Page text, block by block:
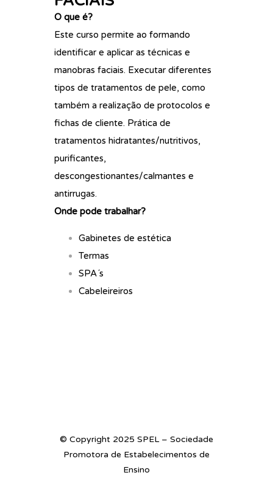
O que é?
Este curso permite ao formando
identificar e aplicar as técnicas e
manobras faciais. Executar diferentes
tipos de tratamentos de pele, como
também a realização de protocolos e
fichas de cliente. Prática de
tratamentos hidratantes/nutritivos,
purificantes,
descongestionantes/calmantes e
antirrugas.
Onde pode trabalhar?
Gabinetes de estética
Termas
SPA´s
Cabeleireiros
© Copyright 2025 SPEL – Sociedade
Promotora de Estabelecimentos de
Ensino